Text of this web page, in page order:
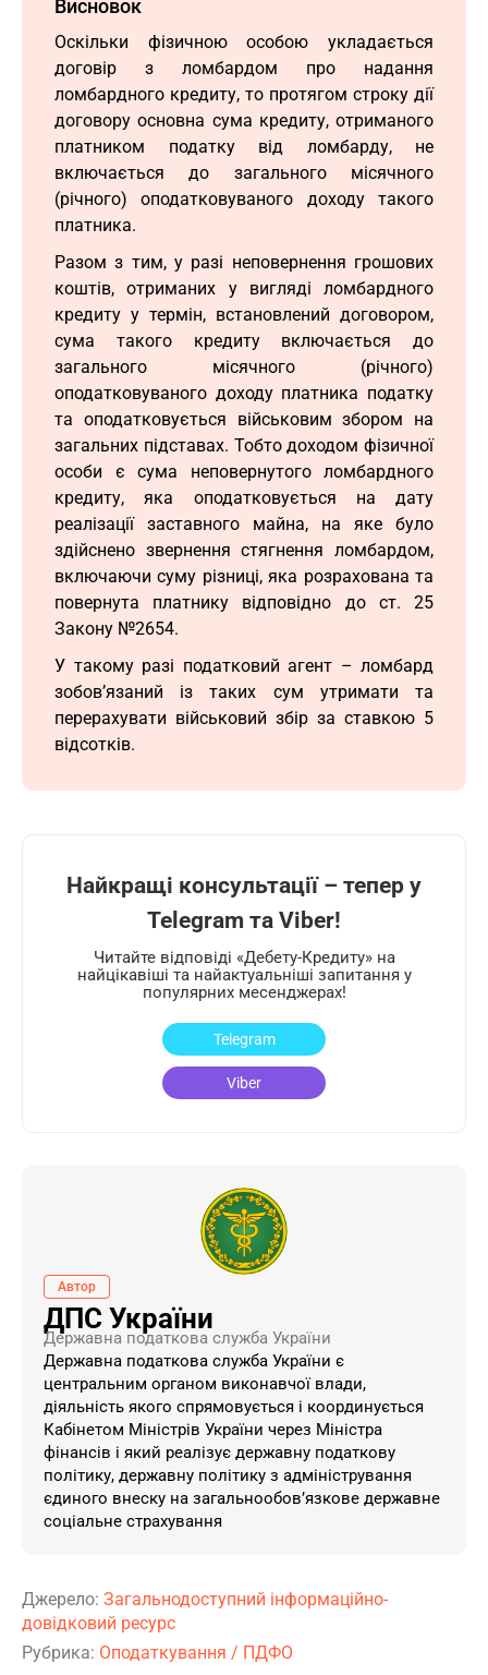
Висновок
Оскільки фізичною особою укладається
договір з ломбардом про надання
ломбардного кредиту, то протягом строку дії
договору основна сума кредиту, отриманого
платником податку від ломбарду, не
включається до загального місячного
(річного) оподатковуваного доходу такого
платника.
Разом з тим, у разі неповернення грошових
коштів, отриманих у вигляді ломбардного
кредиту у термін, встановлений договором,
сума такого кредиту включається до
загального місячного (річного)
оподатковуваного доходу платника податку
та оподатковується військовим збором на
загальних підставах. Тобто доходом фізичної
особи є сума неповернутого ломбардного
кредиту, яка оподатковується на дату
реалізації заставного майна, на яке було
здійснено звернення стягнення ломбардом,
включаючи суму різниці, яка розрахована та
повернута платнику відповідно до ст. 25
Закону №2654.
У такому разі податковий агент – ломбард
зобов’язаний із таких сум утримати та
перерахувати військовий збір за ставкою 5
відсотків.
Найкращі консультації – тепер у
Telegram та Viber!
Читайте відповіді «Дебету-Кредиту» на
найцікавіші та найактуальніші запитання у
популярних месенджерах!
Telegram
Viber
Автор
ДПС України
Державна податкова служба України
Державна податкова служба України є
центральним органом виконавчої влади,
діяльність якого спрямовується і координується
Кабінетом Міністрів України через Міністра
фінансів і який реалізує державну податкову
політику, державну політику з адміністрування
єдиного внеску на загальнообов’язкове державне
соціальне страхування
Джерело: Загальнодоступний інформаційно-
довідковий ресурс
Рубрика: Оподаткування / ПДФО